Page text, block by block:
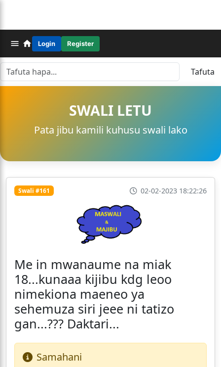
Login Register
Tafuta
SWALI LETU
Pata jibu kamili kuhusu swali lako
Swali #161 02-02-2023 18:22:26
Me in mwanaume na miak
18...kunaaa kijibu kdg leoo
nimekiona maeneo ya
sehemuza siri jeee ni tatizo
gan...??? Daktari...
Samahani